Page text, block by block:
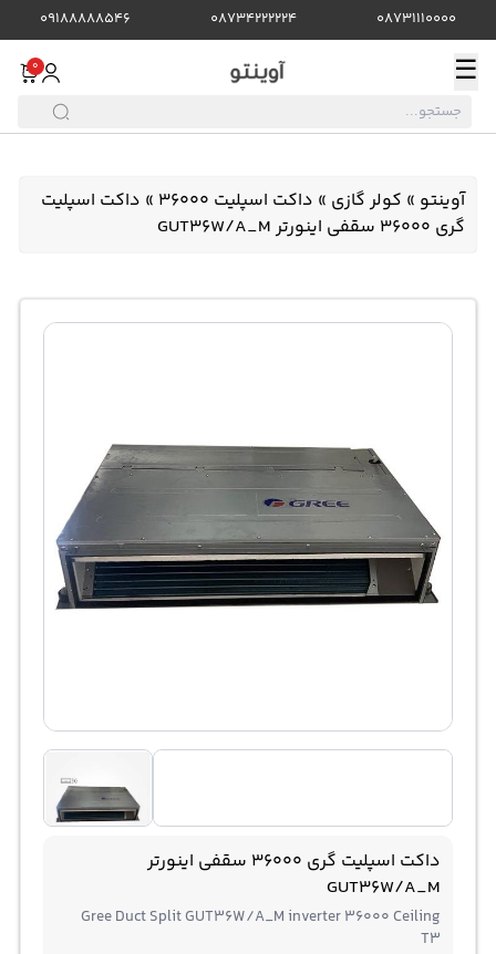
08731110000
08734222224
09188888546
☰
0
آوینتو » کولر گازی » داکت اسپلیت 36000 » داکت اسپلیت
گری 36000 سقفی اینورتر GUT36W/A_M
داکت اسپلیت گری 36000 سقفی اینورتر
GUT36W/A_M
Gree Duct Split GUT36W/A_M inverter 36000 Ceiling
T3